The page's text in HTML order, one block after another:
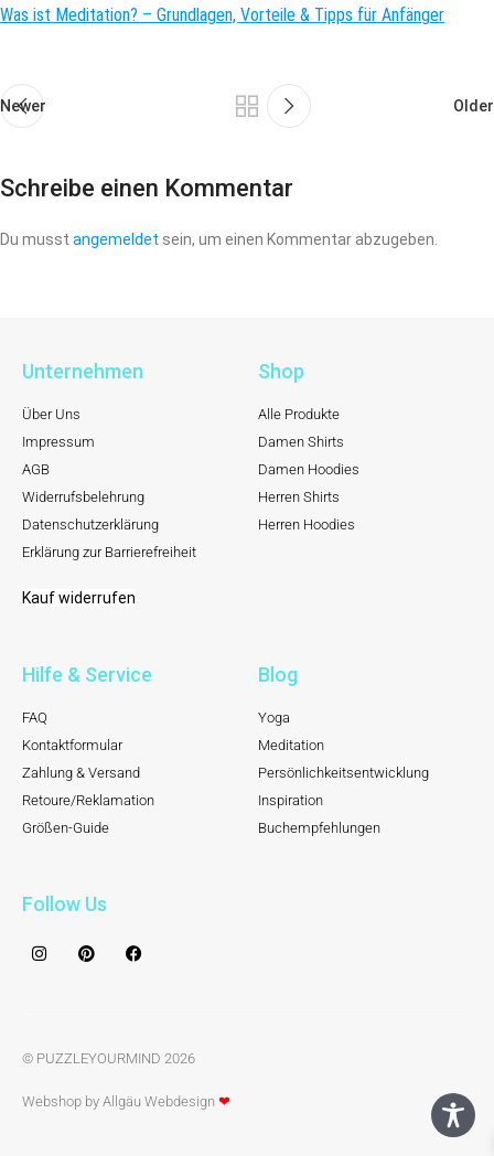
Was ist Meditation? – Grundlagen, Vorteile & Tipps für Anfänger
Newer Older
Schreibe einen Kommentar
Du musstangemeldet sein, um einen Kommentar abzugeben.
Unternehmen
Über Uns
Impressum
AGB
Widerrufsbelehrung
Datenschutzerklärung
Erklärung zur Barrierefreiheit
Kauf widerrufen
Shop
Alle Produkte
Damen Shirts
Damen Hoodies
Herren Shirts
Herren Hoodies
Hilfe & Service
FAQ
Kontaktformular
Zahlung & Versand
Retoure/Reklamation
Größen-Guide
Blog
Yoga
Meditation
Persönlichkeitsentwicklung
Inspiration
Buchempfehlungen
Follow Us
© PUZZLEYOURMIND 2026
Webshop by Allgäu Webdesign ❤